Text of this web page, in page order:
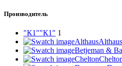
Производитель
"К1""К1" 1
AlthausAlthaus
Betjeman &
Chelton